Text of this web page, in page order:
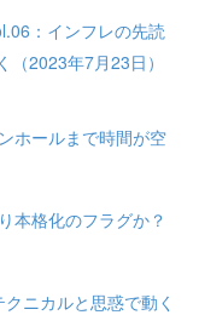
：インフレの先読
2023年7月23日）
ホールまで時間が空
本格化のフラグか？
ニカルと思惑で動く